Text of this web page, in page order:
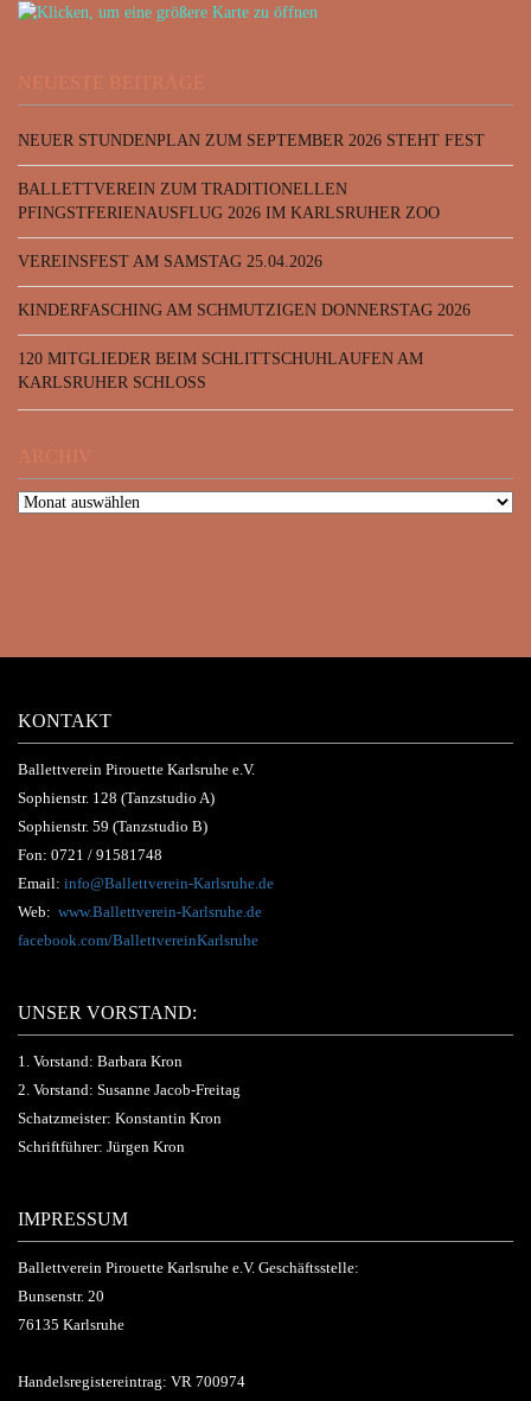
NEUESTE BEITRÄGE
NEUER STUNDENPLAN ZUM SEPTEMBER 2026 STEHT FEST
BALLETTVEREIN ZUM TRADITIONELLEN
PFINGSTFERIENAUSFLUG 2026 IM KARLSRUHER ZOO
VEREINSFEST AM SAMSTAG 25.04.2026
KINDERFASCHING AM SCHMUTZIGEN DONNERSTAG 2026
120 MITGLIEDER BEIM SCHLITTSCHUHLAUFEN AM
KARLSRUHER SCHLOSS
ARCHIV
KONTAKT
Ballettverein Pirouette Karlsruhe e.V.
Sophienstr. 128 (Tanzstudio A)
Sophienstr. 59 (Tanzstudio B)
Fon: 0721 / 91581748
Email: info@Ballettverein-Karlsruhe.de
Web: www.Ballettverein-Karlsruhe.de
facebook.com/BallettvereinKarlsruhe
UNSER VORSTAND:
1. Vorstand: Barbara Kron
2. Vorstand: Susanne Jacob-Freitag
Schatzmeister: Konstantin Kron
Schriftführer: Jürgen Kron
IMPRESSUM
Ballettverein Pirouette Karlsruhe e.V. Geschäftsstelle:
Bunsenstr. 20
76135 Karlsruhe
Handelsregistereintrag: VR 700974